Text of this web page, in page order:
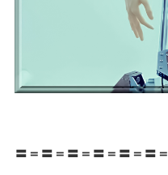
〓＝〓＝〓＝〓＝〓＝〓